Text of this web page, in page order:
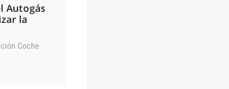
Autogás
la
Coche